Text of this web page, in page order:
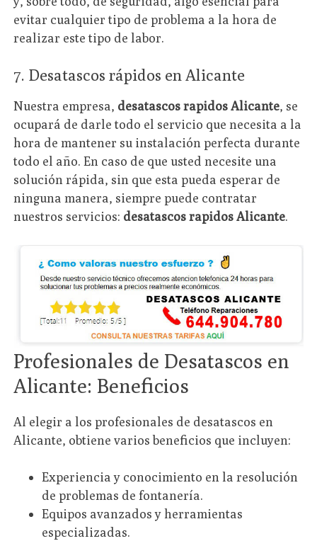
evitar cualquier tipo de problema a la hora de
realizar este tipo de labor.
7. Desatascos rápidos en Alicante
Nuestra empresa, desatascos rapidos Alicante, se
ocupará de darle todo el servicio que necesita a la
hora de mantener su instalación perfecta durante
todo el año. En caso de que usted necesite una
solución rápida, sin que esta pueda esperar de
ninguna manera, siempre puede contratar
nuestros servicios: desatascos rapidos Alicante.
Profesionales de Desatascos en
Alicante: Beneficios
Al elegir a los profesionales de desatascos en
Alicante, obtiene varios beneficios que incluyen:
Experiencia y conocimiento en la resolución
de problemas de fontanería.
Equipos avanzados y herramientas
especializadas.